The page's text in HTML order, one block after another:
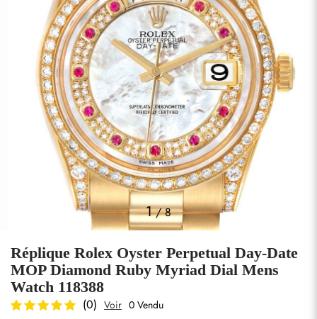
1/8
Réplique Rolex Oyster Perpetual Day-Date
MOP Diamond Ruby Myriad Dial Mens
Watch 118388
(0) Voir 0 Vendu
commentaires
soumettre